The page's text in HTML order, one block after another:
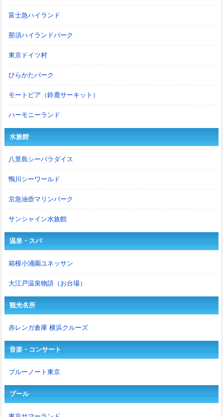
富士急ハイランド
那須ハイランドパーク
東京ドイツ村
ひらかたパーク
モートピア（鈴鹿サーキット）
ハーモニーランド
水族館
八景島シーパラダイス
鴨川シーワールド
京急油壺マリンパーク
サンシャイン水族館
温泉・スパ
箱根小涌園ユネッサン
大江戸温泉物語（お台場）
観光名所
赤レンガ倉庫 横浜クルーズ
音楽・コンサート
ブルーノート東京
プール